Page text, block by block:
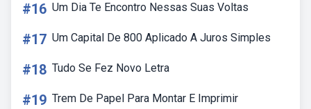
#16 Um Dia Te Encontro Nessas Suas Voltas
#17 Um Capital De 800 Aplicado A Juros Simples
#18 Tudo Se Fez Novo Letra
#19 Trem De Papel Para Montar E Imprimir